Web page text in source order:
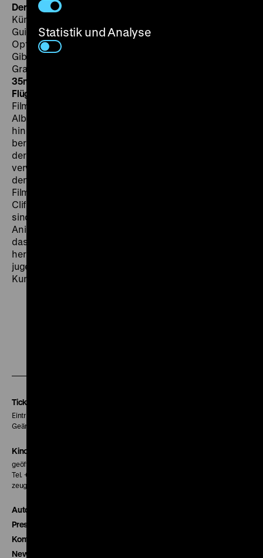
Der Unüberwindliche
Künstlerische Oberleitung: Rudolf Walther-Fein, K:
Guido Seeber, Eduardo Lamberti, Walter Robert Lach,
Optische Spezialeffekte: Oskar Fischinger, D: Vivian
Gibson, Hilda Rosch, Luciano Albertini, Alfred Loretto,
Grace Chiang, Robert Garrison, Hans Wallner, 101‘
35mm, restaurierte Fassung
Flügel: Peter Gotthardt, Einführung: Ivo Blom
Films ist der italienische Schauspieler Luciano
Albertini, auf dessen Präsenz und artistisches Können
hin die Fabel gebaut wurde. Albertini spielt einen
berühmten Zirkusartisten und Entfesselungskünstler,
der an seinem Hochzeitstag in einen Juweleneinbruch
verwickelt wird. Der in der Berliner Innenstadt und an
den steilen Felsen der Sächsischen Schweiz gedrehte
Film zeichnet sich durch atemberaubende Stunts,
Cliffhanger eingeschlossen, aus. Weitere Attraktionen
sind die von Oskar Fischinger gestalteten
Animationen. Die zeitgenössische Zensur monierte,
dass die Polizei fortwährend an der Nase
herumgeführt und die Nachahmungslust vor allem
jugendlicher Zuschauer durch die komischen
Kunststücke des Helden geweckt würde. (ib)
Tickets
Eintritt 5 €
Geänderte Preise sind im Programm vermerkt.
Kinokasse
geöffnet 30 Minuten vor Beginn der ersten Vorstellung
Tel. + 49 30 20304-770
zeughauskino@dhm.de
Autor*innen
Presse
Kontakt
Newsletter
Statistik und Analyse